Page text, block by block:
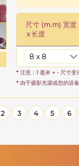
尺寸 (m.m) 宽度
x长度
* 注意：1 毫米 + - 尺寸变
* 由于摄影光源或您的设
2 3 4 5 6